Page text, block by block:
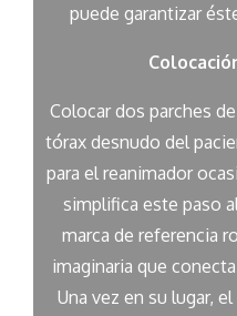
puede garantizar
Colocar dos parches
tórax desnudo del
para el reanimador
simplifica este paso
marca de referencia
imaginaria que
Una vez en su lugar,